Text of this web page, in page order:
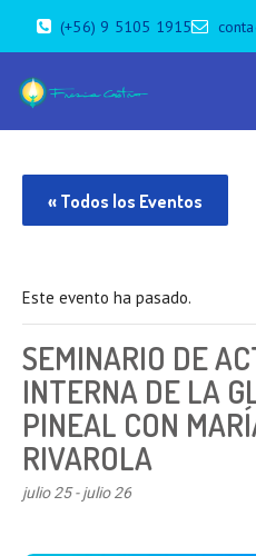
(+56) 9 5105 1915
« Todos los Eventos
Este evento ha pasado.
SEMINARIO DE
INTERNA DE LA
PINEAL CON
RIVAROLA
julio 25-julio 26